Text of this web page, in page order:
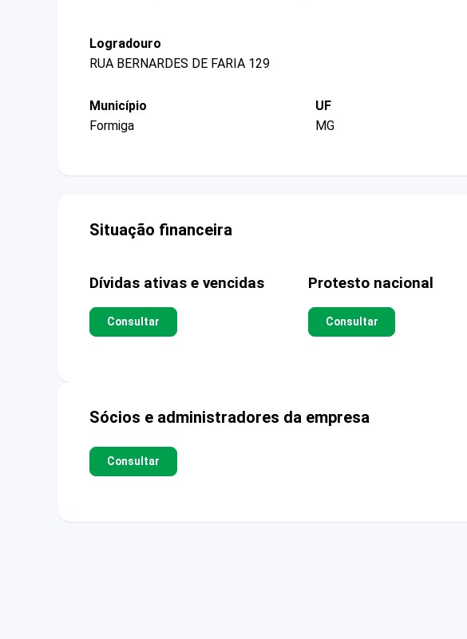
Logradouro
RUA BERNARDES DE FARIA 129
Município
Formiga
UF
MG
Situação financeira
Dívidas ativas e vencidas
Consultar
Protesto nacional
Consultar
Sócios e administradores da empresa
Consultar